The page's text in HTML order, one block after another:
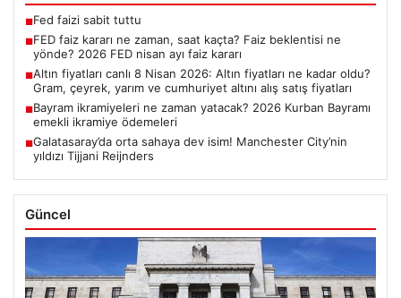
■Fed faizi sabit tuttu
■FED faiz kararı ne zaman, saat kaçta? Faiz beklentisi ne
yönde? 2026 FED nisan ayı faiz kararı
■Altın fiyatları canlı 8 Nisan 2026: Altın fiyatları ne kadar oldu?
Gram, çeyrek, yarım ve cumhuriyet altını alış satış fiyatları
■Bayram ikramiyeleri ne zaman yatacak? 2026 Kurban Bayramı
emekli ikramiye ödemeleri
■Galatasaray’da orta sahaya dev isim! Manchester City’nin
yıldızı Tijjani Reijnders
Güncel